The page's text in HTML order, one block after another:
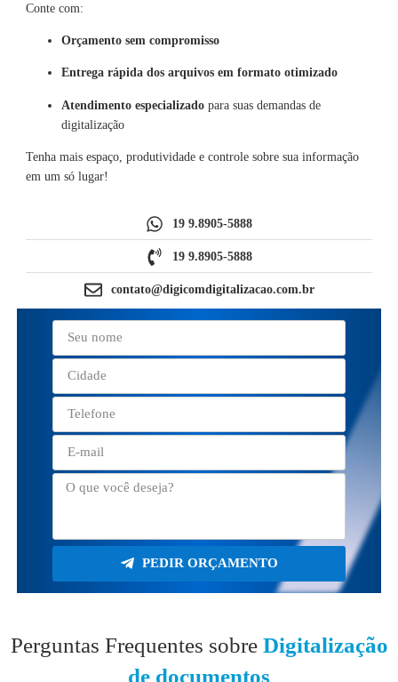
Conte com:
Orçamento sem compromisso
Entrega rápida dos arquivos em formato otimizado
Atendimento especializadopara suas demandas de
digitalização
Tenha mais espaço, produtividade e controle sobre sua informação
em um só lugar!
19 9.8905-5888
19 9.8905-5888
contato@digicomdigitalizacao.com.br
PEDIR ORÇAMENTO
Perguntas Frequentes sobre Digitalização
de documentos